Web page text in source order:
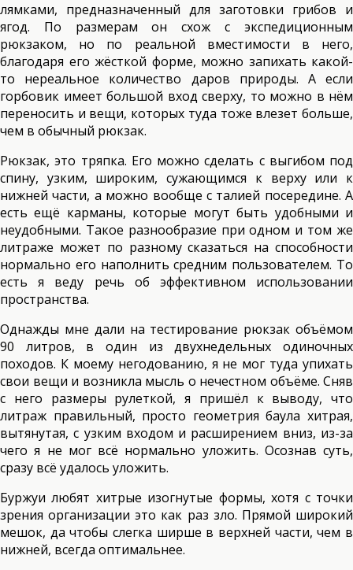
лямками, предназначенный для заготовки грибов и
ягод. По размерам он схож с экспедиционным
рюкзаком, но по реальной вместимости в него,
благодаря его жёсткой форме, можно запихать какой-
то нереальное количество даров природы. А если
горбовик имеет большой вход сверху, то можно в нём
переносить и вещи, которых туда тоже влезет больше,
чем в обычный рюкзак.
Рюкзак, это тряпка. Его можно сделать с выгибом под
спину, узким, широким, сужающимся к верху или к
нижней части, а можно вообще с талией посередине. А
есть ещё карманы, которые могут быть удобными и
неудобными. Такое разнообразие при одном и том же
литраже может по разному сказаться на способности
нормально его наполнить средним пользователем. То
есть я веду речь об эффективном использовании
пространства.
Однажды мне дали на тестирование рюкзак объёмом
90 литров, в один из двухнедельных одиночных
походов. К моему негодованию, я не мог туда упихать
свои вещи и возникла мысль о нечестном объёме. Сняв
с него размеры рулеткой, я пришёл к выводу, что
литраж правильный, просто геометрия баула хитрая,
вытянутая, с узким входом и расширением вниз, из-за
чего я не мог всё нормально уложить. Осознав суть,
сразу всё удалось уложить.
Буржуи любят хитрые изогнутые формы, хотя с точки
зрения организации это как раз зло. Прямой широкий
мешок, да чтобы слегка ширше в верхней части, чем в
нижней, всегда оптимальнее.